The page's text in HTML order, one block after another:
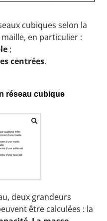
cubiques selon la
en particulier :
;
centrées.
réseau cubique
deux grandeurs
être calculées : la